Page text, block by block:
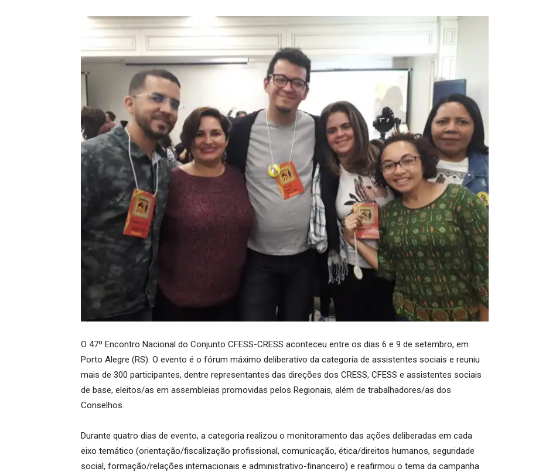
O 47º Encontro Nacional do Conjunto CFESS-CRESS aconteceu entre os dias 6 e 9 de setembro, em
Porto Alegre (RS). O evento é o fórum máximo deliberativo da categoria de assistentes sociais e reuniu
mais de 300 participantes, dentre representantes das direções dos CRESS, CFESS e assistentes sociais
de base, eleitos/as em assembleias promovidas pelos Regionais, além de trabalhadores/as dos
Conselhos.
Durante quatro dias de evento, a categoria realizou o monitoramento das ações deliberadas em cada
eixo temático (orientação/fiscalização profissional, comunicação, ética/direitos humanos, seguridade
social, formação/relações internacionais e administrativo-financeiro) e reafirmou o tema da campanha